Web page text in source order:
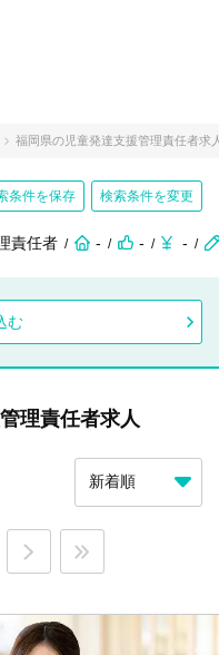
福岡県の児童発達支援管理責任者求
条件を保存 検索条件を変更
責任者 - - -
む
理責任者求人